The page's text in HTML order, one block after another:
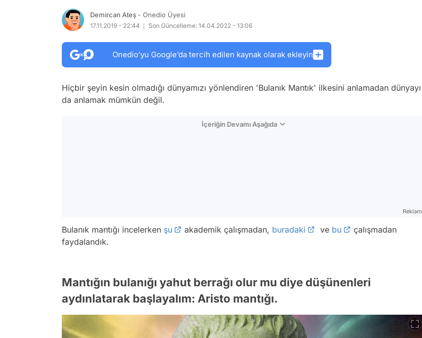
Demircan Ateş - Onedio Üyesi
17.11.2019 - 22:44 Son Güncelleme: 14.04.2022 - 13:06
Onedio’yu Google’da tercih edilen kaynak olarak ekleyin
Hiçbir şeyin kesin olmadığı dünyamızı yönlendiren 'Bulanık Mantık' ilkesini anlamadan dünyayı
da anlamak mümkün değil.
İçeriğin Devamı Aşağıda
Reklam
Bulanık mantığı incelerken şu akademik çalışmadan, buradaki ve bu
çalışmadan
faydalandık.
Mantığın bulanığı yahut berrağı olur mu diye düşünenleri
aydınlatarak başlayalım: Aristo mantığı.